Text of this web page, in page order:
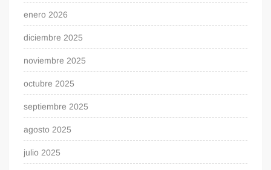
enero 2026
diciembre 2025
noviembre 2025
octubre 2025
septiembre 2025
agosto 2025
julio 2025